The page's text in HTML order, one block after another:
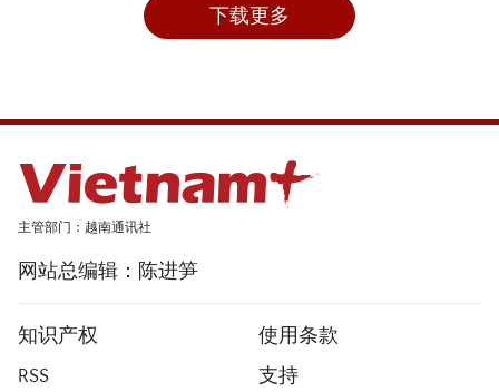
下载更多
主管部门：越南通讯社
网站总编辑：陈进笋
知识产权
使用条款
RSS
支持